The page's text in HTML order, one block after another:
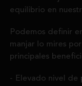
equilibrio en
Podemos definir
manjar lo mires
principales
Elevado nivel de